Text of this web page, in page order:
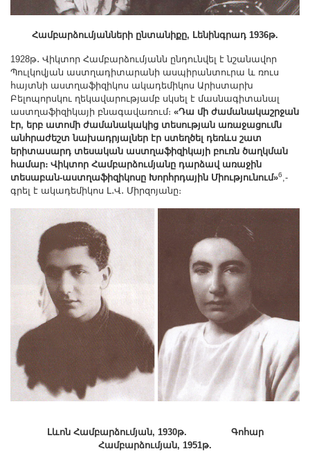
Համբարձումյանների ընտանիքը, Լենինգրադ 1936թ.
1928թ․ Վիկտոր Համբարձումյանն ընդունվել է նշանավոր
Պուլկովյան աստղադիտարանի ասպիրանտուրա և ռուս
հայտնի աստղաֆիզիկոս ակադեմիկոս Արիստարխ
Բելոպորսկու ղեկավարությամբ սկսել է մասնագիտանալ
աստղաֆիզիկայի բնագավառում։ «Դա մի ժամանակաշրջան
էր, երբ ատոմի ժամանակակից տեսության առաջացումն
անհրաժեշտ նախադրյալներ էր ստեղծել դեռևս շատ
երիտասարդ տեսական աստղաֆիզիկայի բուռն ծաղկման
համար։ Վիկտոր Համբարձումյանը դարձավ առաջին
տեսաբան-աստղաֆիզիկոսը Խորհրդային Միությունում»6,-
գրել է ակադեմիկոս Լ․Վ․ Միրզոյանը։
Լևոն Համբարձումյան, 1930թ. Գոհար
Համբարձումյան, 1951թ.